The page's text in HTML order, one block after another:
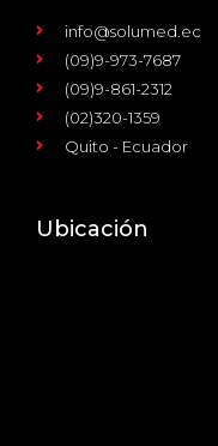
info@solumed.ec
(09)9-973-7687
(09)9-861-2312
(02)320-1359
Quito - Ecuador
Ubicación